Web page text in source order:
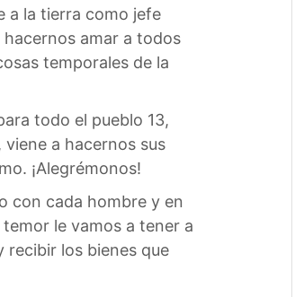
a la tierra como jefe
amar a todos
temporales de la
todo el pueblo 13,
a hacernos sus
¡Alegrémonos!
con cada hombre y en
le vamos a tener a
recibir los bienes que